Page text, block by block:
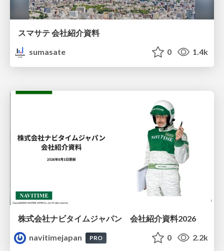
スマサテ 会社紹介資料
sumasate
0 1.4k
株式会社ナビタイムジャパン 会社紹介資料2026
navitimejapan
PRO 0 2.2k